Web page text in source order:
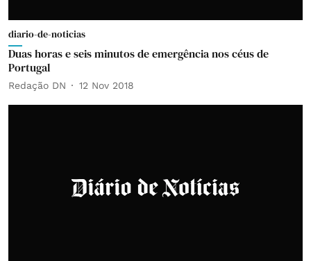
diario-de-noticias
Duas horas e seis minutos de emergência nos céus de
Portugal
Redação DN 12 Nov 2018